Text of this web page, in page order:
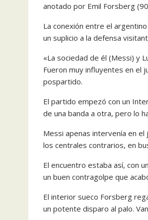
anotado por Emil Forsberg
La conexión entre el
un suplicio a la defensa
«La sociedad de él (Messi) y
Fueron muy influyentes en el
pospartido.
El partido empezó con un
de una banda a otra, pero lo
Messi apenas intervenía en
los centrales contrarios, en
El encuentro estaba así, con
un buen contragolpe que
El interior sueco Forsberg
un potente disparo al palo.